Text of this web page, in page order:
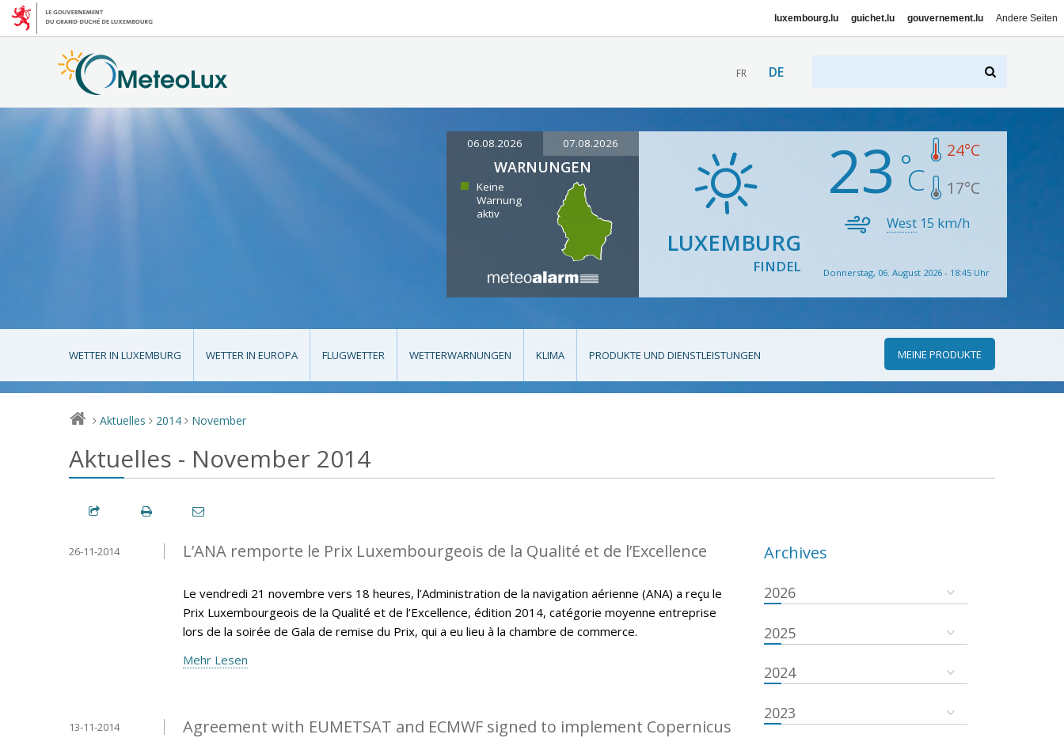
luxembourg.lu guichet.lu gouvernement.lu Andere Seiten
FR DE
06.08.2026 07.08.2026
WARNUNGEN
Keine
Warnung
aktiv
LUXEMBURG
FINDEL
23 24°C
17°C
West 15 km/h
Donnerstag, 06. August 2026 - 18:45 Uhr
WETTER IN LUXEMBURG WETTER IN EUROPA FLUGWETTER WETTERWARNUNGEN KLIMA PRODUKTE UND DIENSTLEISTUNGEN MEINE PRODUKTE
> Aktuelles > 2014 > November
Aktuelles - November 2014
L’ANA remporte le Prix Luxembourgeois de la Qualité et de l’Excellence
26-11-2014
Le vendredi 21 novembre vers 18 heures, l’Administration de la navigation aérienne (ANA) a reçu le
Prix Luxembourgeois de la Qualité et de l’Excellence, édition 2014, catégorie moyenne entreprise
lors de la soirée de Gala de remise du Prix, qui a eu lieu à la chambre de commerce.
Mehr Lesen
Agreement with EUMETSAT and ECMWF signed to implement Copernicus
13-11-2014
Archives
2026
2025
2024
2023